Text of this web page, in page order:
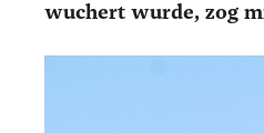
wu­chert wur­de, zog